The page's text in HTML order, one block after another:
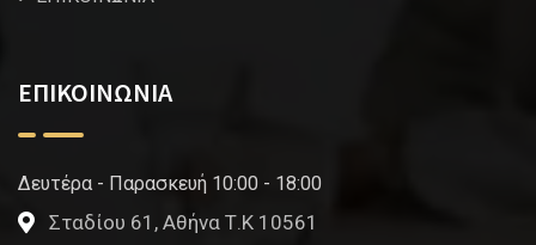
ΕΠΙΚΟΙΝΩΝΙΑ
Δευτέρα - Παρασκευή 10:00 - 18:00
Σταδίου 61, Αθήνα Τ.Κ 10561